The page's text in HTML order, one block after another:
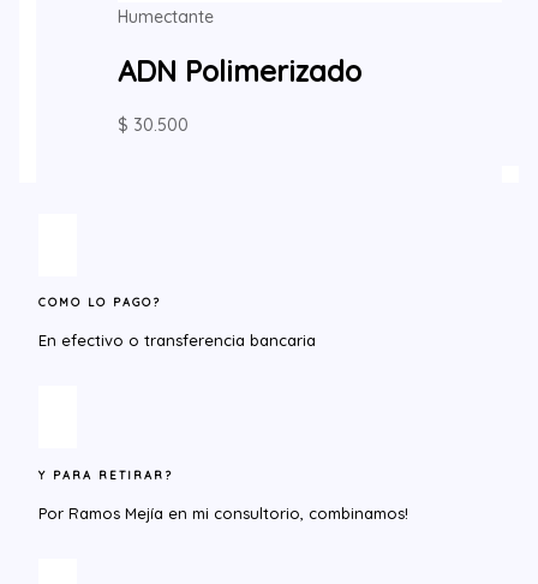
Humectante
ADN Polimerizado
$ 30.500
COMO LO PAGO?
En efectivo o transferencia bancaria
Y PARA RETIRAR?​
Por Ramos Mejía en mi consultorio, combinamos!